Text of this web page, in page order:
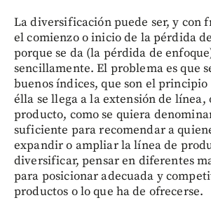
La diversificación puede ser, y con
el comienzo o inicio de la pérdida
porque se da (la pérdida de
sencillamente. El problema es que
buenos índices, que son el
élla se llega a la extensión de línea,
producto, como se quiera
suficiente para recomendar a
expandir o ampliar la línea de
diversificar, pensar en diferentes
para posicionar adecuada y
productos o lo que ha de ofrecerse.